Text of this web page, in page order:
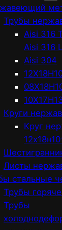
Трубы
Aisi 316
Aisi 316 L
Aisi 304
Круги
Круг
Листы
стальные
Трубы
Трубы